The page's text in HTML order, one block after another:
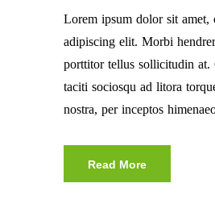
Lorem ipsum dolor sit amet,
adipiscing elit. Morbi
porttitor tellus sollicitudin at.
taciti sociosqu ad litora
nostra, per inceptos
Read More